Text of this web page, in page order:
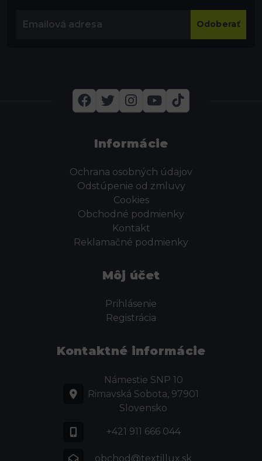
Odoberať
Informácie
Ochrana osobných údajov
Odstúpenie od zmluvy
Cookies
Obchodné podmienky
Kontakt
Reklamačné podmienky
Môj účet
Prihlásenie
Registrácia
Kontaktné informácie
Námestie SNP 10
Rimavská Sobota, 97901
Slovensko
+421 911 666 044
obchod@textillux.sk